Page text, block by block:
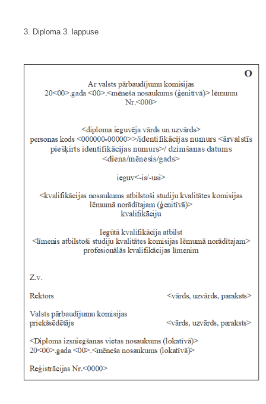
3. Diploma 3. lappuse